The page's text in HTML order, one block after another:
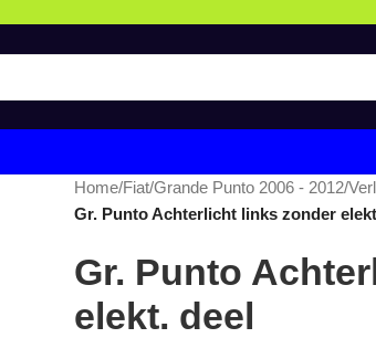
Home/Fiat/Grande Punto 2006 - 2012/
Gr. Punto Achterlicht links zonder
Gr. Punto
elekt. deel